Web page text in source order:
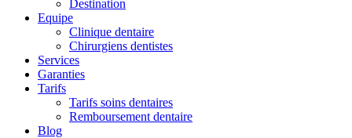
Destination
Equipe
Clinique dentaire
Chirurgiens dentistes
Services
Garanties
Tarifs
Tarifs soins dentaires
Remboursement dentaire
Blog